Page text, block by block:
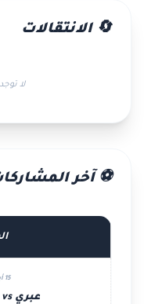
🔄 الانتقالات
لا
⚽ آخر
15 أبريل 2022
عبري vs بوشر